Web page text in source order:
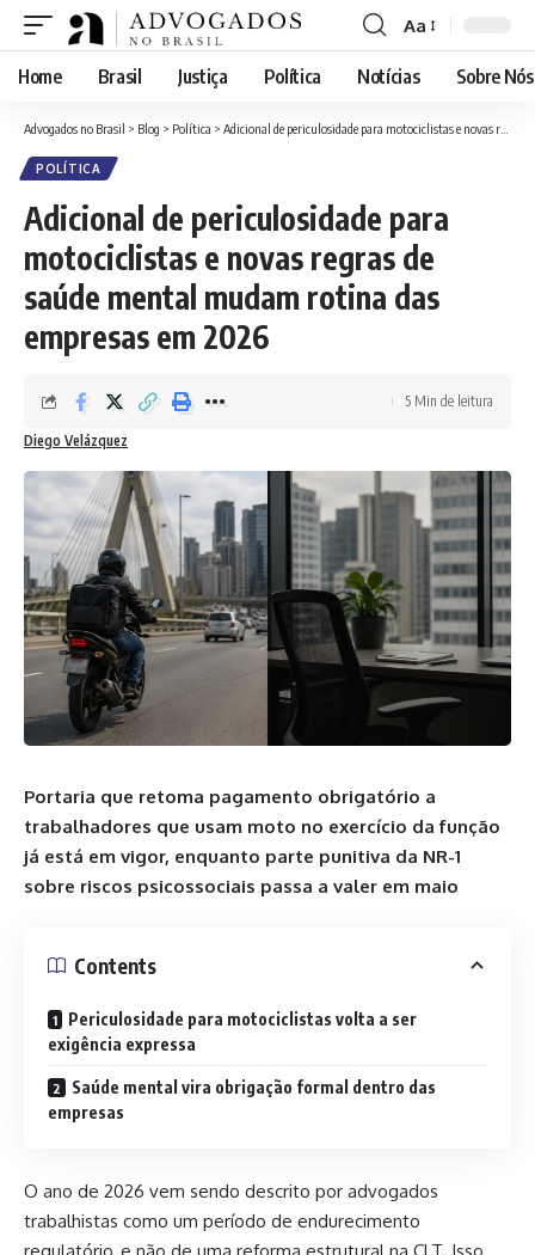
Font
Resizer
Aa
Home Brasil Justiça Política Notícias Sobre Nós
Advogados no Brasil > Blog > Política > Adicional de periculosidade para motociclistas e novas regras de saúde mental mudam rotina das empresas em 2026
POLÍTICA
Adicional de periculosidade para
motociclistas e novas regras de
saúde mental mudam rotina das
empresas em 2026
Diego Velázquez
5 Min de leitura
Portaria que retoma pagamento obrigatório a
trabalhadores que usam moto no exercício da função
já está em vigor, enquanto parte punitiva da NR-1
sobre riscos psicossociais passa a valer em maio
Contents
Periculosidade para motociclistas volta a ser
exigência expressa
Saúde mental vira obrigação formal dentro das
empresas
O ano de 2026 vem sendo descrito por advogados
trabalhistas como um período de endurecimento
regulatório, e não de uma reforma estrutural na CLT. Isso